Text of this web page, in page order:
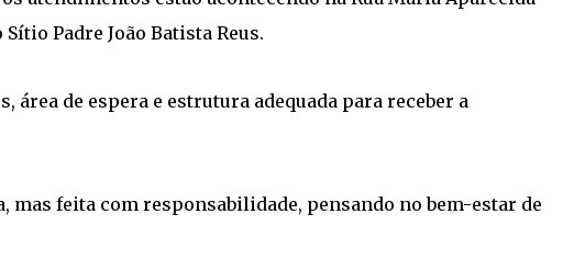
Padre João Batista Reus.
área de espera e estrutura adequada para receber a
mas feita com responsabilidade, pensando no bem-estar de